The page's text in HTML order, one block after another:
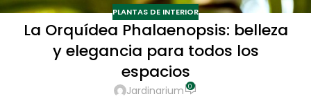
PLANTAS DE INTERIOR
La Orquídea Phalaenopsis: belleza
y elegancia para todos los
espacios
Jardinarium 0